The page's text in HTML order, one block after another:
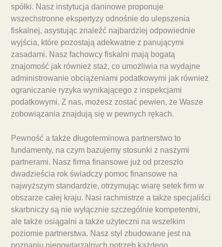
spółki. Nasz instytucja daninowe proponuje
wszechstronne ekspertyzy odnośnie do ulepszenia
fiskalnej, asystując znaleźć najbardziej odpowiednie
wyjścia, które pozostają adekwatne z panującymi
zasadami. Nasz fachowcy fiskalni mają bogatą
znajomość jak również staż, co umożliwia na wydajne
administrowanie obciążeniami podatkowymi jak również
ograniczanie ryzyka wynikającego z inspekcjami
podatkowymi. Z nas, możesz zostać pewien, że Wasze
zobowiązania znajdują się w pewnych rękach.
Pewność a także długoterminowa partnerstwo to
fundamenty, na czym bazujemy stosunki z naszymi
partnerami. Nasz firma finansowe już od przeszło
dwadzieścia rok świadczy pomoc finansowe na
najwyższym standardzie, otrzymując wiarę setek firm w
obszarze całej kraju. Nasi rachmistrze a także specjaliści
skarbniczy są nie wyłącznie szczególnie kompetentni,
ale także osiągalni a także użyteczni na wszelkim
poziomie partnerstwa. Nasz styl zbudowane jest na